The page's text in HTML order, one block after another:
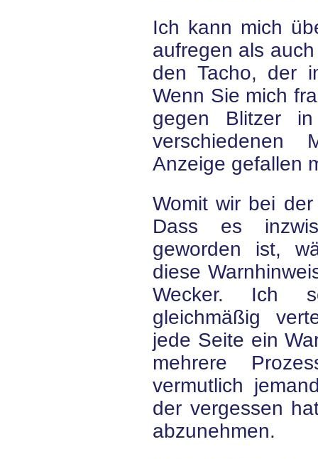
Ich kann mich
aufregen als
den Tacho, der
Wenn Sie mich
gegen Blitzer
verschiedenen
Anzeige gefallen
Womit wir bei
Dass es
geworden ist,
diese
Wecker. Ich
gleichmäßig
jede Seite ein
mehrere
vermutlich
der vergessen
abzunehmen.